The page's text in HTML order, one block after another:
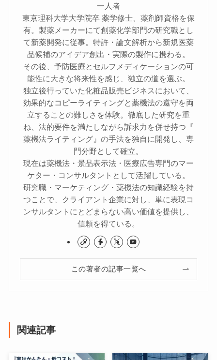
一人者
東京理科大学大学院卒 薬学修士、薬剤師資格を保
有。製薬メーカーにて創薬化学部門の研究職とし
て新薬開発に従事。特許・論文解析から新規医薬
品候補のアイデア創出・実際の製作に携わる。
その後、予防医療とセルフメディケーションの可
能性に大きな将来性を感じ、独立の道を選ぶ。
独立後行っていた化粧品販売ビジネスにおいて、
効果的なコピーライティングと薬機法の遵守を両
立することの難しさを体験。徹底した研究を重
ね、法的要件を満たしながら訴求力を併せ持つ『
薬機法ライティング』の手法を独自に開発し、専
門分野として確立。
現在は薬機法・景品表示法・医療広告専門のマー
ケター・コンサルタントとして活躍している。
研究職・マーケティング・薬機法の知識経験を持
つことで、クライアント企業に対し、単に表現コ
ンサルタントにとどまらない高い価値を提供し、
信頼を得ている。
この著者の記事一覧へ
関連記事